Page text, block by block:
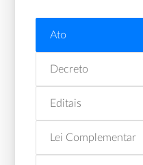
Ato
Decreto
Editais
Lei Complementar